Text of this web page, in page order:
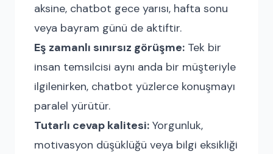
aksine, chatbot gece yarısı, hafta sonu
veya bayram günü de aktiftir.
Eş zamanlı sınırsız görüşme: Tek bir
insan temsilcisi aynı anda bir müşteriyle
ilgilenirken, chatbot yüzlerce konuşmayı
paralel yürütür.
Tutarlı cevap kalitesi: Yorgunluk,
motivasyon düşüklüğü veya bilgi eksikliği